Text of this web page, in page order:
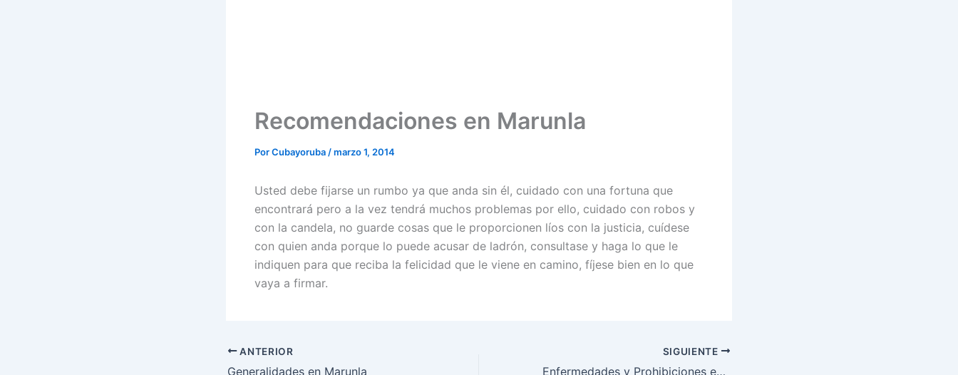
Recomendaciones en Marunla
PorCubayoruba /marzo 1, 2014
Usted debe fijarse un rumbo ya que anda sin él, cuidado con una fortuna que
encontrará pero a la vez tendrá muchos problemas por ello, cuidado con robos y
con la candela, no guarde cosas que le proporcionen líos con la justicia, cuídese
con quien anda porque lo puede acusar de ladrón, consultase y haga lo que le
indiquen para que reciba la felicidad que le viene en camino, fíjese bien en lo que
vaya a firmar.
ANTERIOR
Generalidades en Marunla
SIGUIENTE
Enfermedades y Prohibiciones en Marunla